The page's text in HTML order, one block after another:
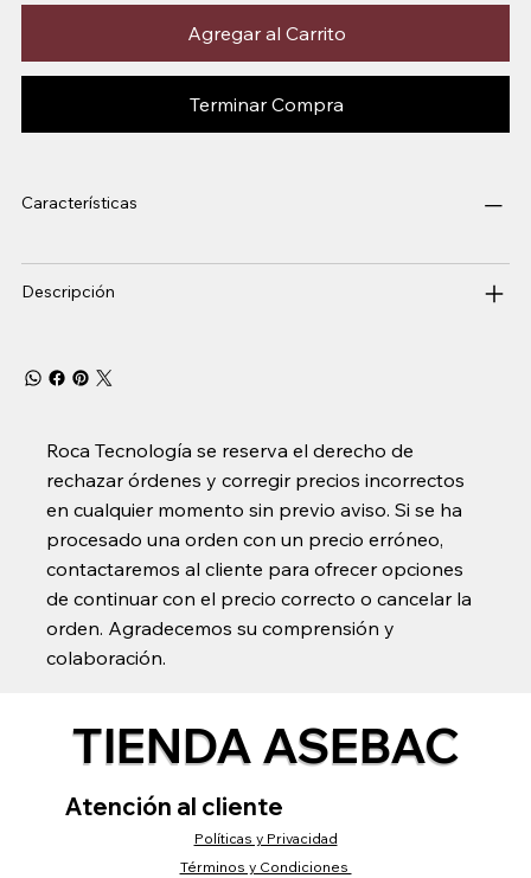
Agregar al Carrito
Terminar Compra
Características
Descripción
Roca Tecnología se reserva el derecho de
rechazar órdenes y corregir precios incorrectos
en cualquier momento sin previo aviso. Si se ha
procesado una orden con un precio erróneo,
contactaremos al cliente para ofrecer opciones
de continuar con el precio correcto o cancelar la
orden. Agradecemos su comprensión y
colaboración.
TIENDA ASEBAC
Atención al cliente
Políticas y Privacidad
Términos y Condiciones